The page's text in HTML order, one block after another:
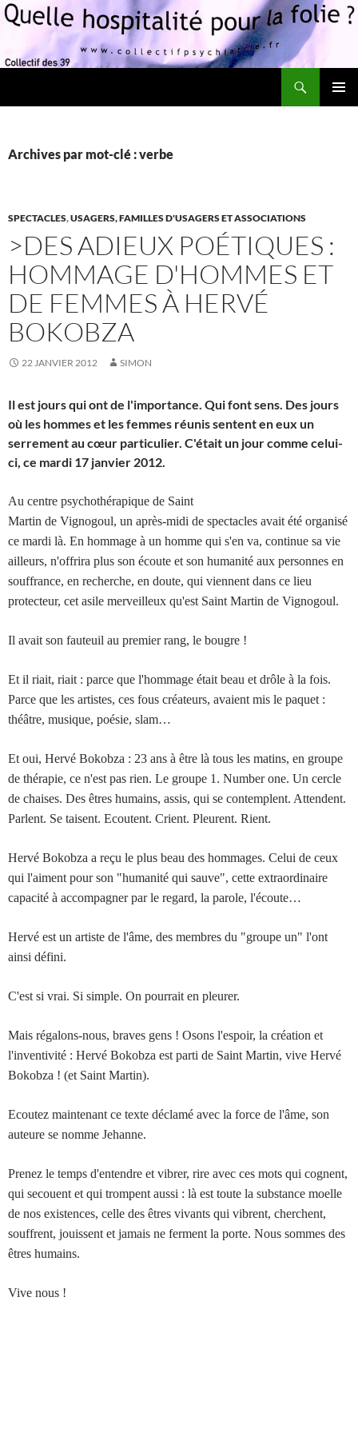
Archives par mot-clé : verbe
SPECTACLES,USAGERS, FAMILLES D'USAGERS ET ASSOCIATIONS
>DES ADIEUX POÉTIQUES :
HOMMAGE D'HOMMES ET
DE FEMMES À HERVÉ
BOKOBZA
22 JANVIER 2012 SIMON
Il est jours qui ont de l'importance. Qui font sens. Des jours
où les hommes et les femmes réunis sentent en eux un
serrement au cœur particulier. C'était un jour comme celui-
ci, ce mardi 17 janvier 2012.
Au centre psychothérapique de Saint
Martin de Vignogoul, un après-midi de spectacles avait été organisé
ce mardi là. En hommage à un homme qui s'en va, continue sa vie
ailleurs, n'offrira plus son écoute et son humanité aux personnes en
souffrance, en recherche, en doute, qui viennent dans ce lieu
protecteur, cet asile merveilleux qu'est Saint Martin de Vignogoul.
Il avait son fauteuil au premier rang, le bougre !
Et il riait, riait : parce que l'hommage était beau et drôle à la fois.
Parce que les artistes, ces fous créateurs, avaient mis le paquet :
théâtre, musique, poésie, slam…
Et oui, Hervé Bokobza : 23 ans à être là tous les matins, en groupe
de thérapie, ce n'est pas rien. Le groupe 1. Number one. Un cercle
de chaises. Des êtres humains, assis, qui se contemplent. Attendent.
Parlent. Se taisent. Ecoutent. Crient. Pleurent. Rient.
Hervé Bokobza a reçu le plus beau des hommages. Celui de ceux
qui l'aiment pour son "humanité qui sauve", cette extraordinaire
capacité à accompagner par le regard, la parole, l'écoute…
Hervé est un artiste de l'âme, des membres du "groupe un" l'ont
ainsi défini.
C'est si vrai. Si simple. On pourrait en pleurer.
Mais régalons-nous, braves gens ! Osons l'espoir, la création et
l'inventivité : Hervé Bokobza est parti de Saint Martin, vive Hervé
Bokobza ! (et Saint Martin).
Ecoutez maintenant ce texte déclamé avec la force de l'âme, son
auteure se nomme Jehanne.
Prenez le temps d'entendre et vibrer, rire avec ces mots qui cognent,
qui secouent et qui trompent aussi : là est toute la substance moelle
de nos existences, celle des êtres vivants qui vibrent, cherchent,
souffrent, jouissent et jamais ne ferment la porte. Nous sommes des
êtres humains.
Vive nous !